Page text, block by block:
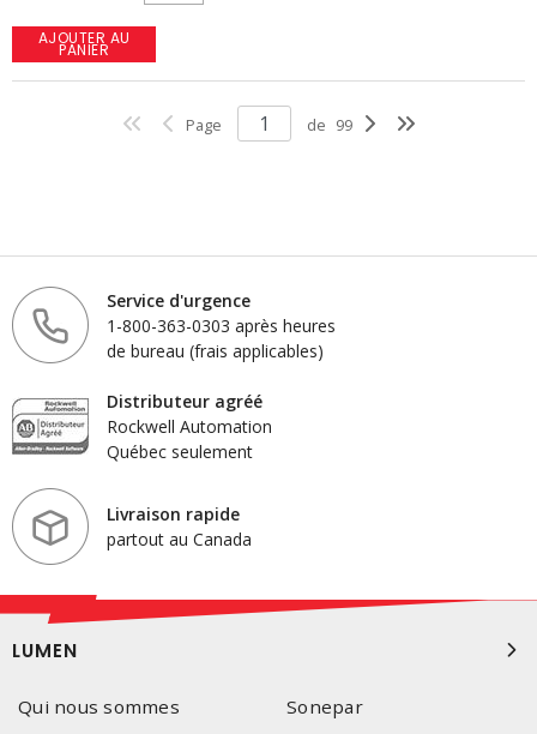
AJOUTER AU
PANIER
Page de 99
Service d'urgence
1-800-363-0303 après heures
de bureau (frais applicables)
Distributeur agréé
Rockwell Automation
Québec seulement
Livraison rapide
partout au Canada
LUMEN
Qui nous sommes
Sonepar